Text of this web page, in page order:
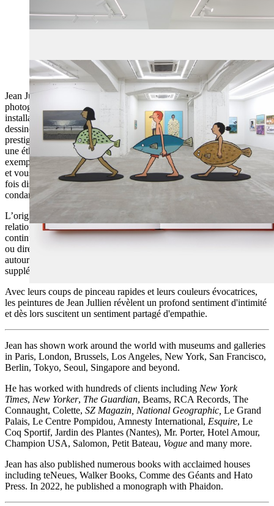
Jean Jullien est un homme pressé, pas stressé. Polyvalent, il peint,
photographie, réalise des vidéos, crée des costumes, imagine des
installations artistiques in situ, publie des livres et des affiches et
dessine des vêtements. Sur son site on découvre une liste de clients
prestigieux et de projets artistiques conséquents. Ajoutez au portrait
une éthique de travail irréprochable, un rôle de père de famille
exemplaire et compte Instagram avec plus d’un million de followers
et vous avez un modèle de créateur en phase avec une époque à la
fois disruptive et moutonne, digitale et en sandale, connectée et
condamnée, bref d’aujourd’hui.
L’originalité de Jean Jullien tient en partie, à son talent à créer une
relation avec sa propre communauté basée sur une narration en
continu. A force de commentaires et d’illustrations sur Instagram
ou directement sur les murs d’expositions, il dessine un cadre affectif
autour des peintures qui leur donne une profondeur sémantique
supplémentaire.
Avec leurs coups de pinceau rapides et leurs couleurs évocatrices,
les peintures de Jean Jullien révèlent un profond sentiment d'intimité
et dès lors suscitent un sentiment partagé d'empathie.
Jean has shown work around the world with museums and galleries
in Paris, London, Brussels, Los Angeles, New York, San Francisco,
Berlin, Tokyo, Seoul, Singapore and beyond.
He has worked with hundreds of clients including New York
Times, New Yorker, The Guardian, Beams, RCA Records, The
Connaught, Colette, SZ Magazin, National Geographic, Le Grand
Palais, Le Centre Pompidou, Amnesty International, Esquire, Le
Coq Sportif, Jardin des Plantes (Nantes), Mr. Porter, Hotel Amour,
Champion USA, Salomon, Petit Bateau, Vogue and many more.
Jean has also published numerous books with acclaimed houses
including teNeues, Walker Books, Comme des Géants and Hato
Press. In 2022, he published a monograph with Phaidon.